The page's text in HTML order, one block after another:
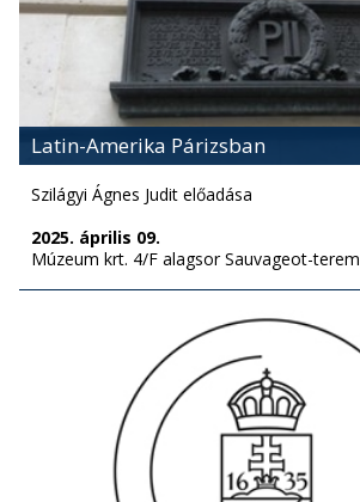
Latin-Amerika Párizsban
Szilágyi Ágnes Judit előadása
2025. április 09.
Múzeum krt. 4/F alagsor Sauvageot-terem